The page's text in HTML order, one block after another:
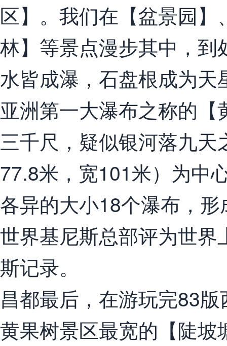
区】。我们在【盆景园
林】等景点漫步其中，
水皆成瀑，石盘根成为
亚洲第一大瀑布之称的
三千尺，疑似银河落九
77.8米，宽101米）为中
各异的大小18个瀑布，
世界基尼斯总部评为世
斯记录。
昌都最后，在游玩完83
黄果树景区最宽的【陡